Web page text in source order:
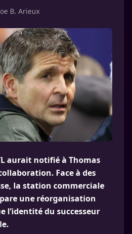
B. Arieux
aurait notifié à Thomas
Face à des
la station commerciale
une réorganisation
l’identité du successeur